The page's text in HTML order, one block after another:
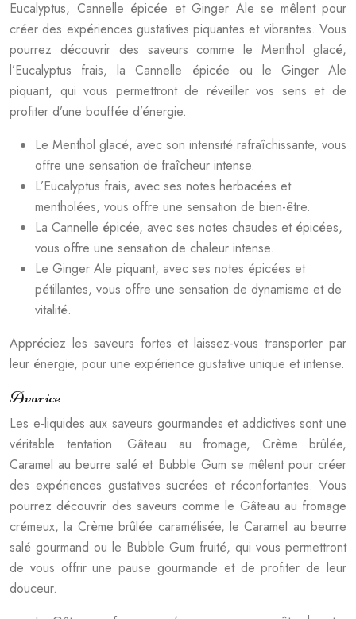
Eucalyptus, Cannelle épicée et Ginger Ale se mêlent pour
créer des expériences gustatives piquantes et vibrantes. Vous
pourrez découvrir des saveurs comme le Menthol glacé,
l’Eucalyptus frais, la Cannelle épicée ou le Ginger Ale
piquant, qui vous permettront de réveiller vos sens et de
profiter d’une bouffée d’énergie.
Le Menthol glacé, avec son intensité rafraîchissante, vous
offre une sensation de fraîcheur intense.
L’Eucalyptus frais, avec ses notes herbacées et
mentholées, vous offre une sensation de bien-être.
La Cannelle épicée, avec ses notes chaudes et épicées,
vous offre une sensation de chaleur intense.
Le Ginger Ale piquant, avec ses notes épicées et
pétillantes, vous offre une sensation de dynamisme et de
vitalité.
Appréciez les saveurs fortes et laissez-vous transporter par
leur énergie, pour une expérience gustative unique et intense.
Avarice
Les e-liquides aux saveurs gourmandes et addictives sont une
véritable tentation. Gâteau au fromage, Crème brûlée,
Caramel au beurre salé et Bubble Gum se mêlent pour créer
des expériences gustatives sucrées et réconfortantes. Vous
pourrez découvrir des saveurs comme le Gâteau au fromage
crémeux, la Crème brûlée caramélisée, le Caramel au beurre
salé gourmand ou le Bubble Gum fruité, qui vous permettront
de vous offrir une pause gourmande et de profiter de leur
douceur.